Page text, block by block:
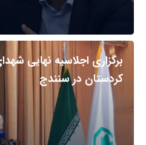
برگزاری اجلاسیه نهایی
کردستان در سنندج